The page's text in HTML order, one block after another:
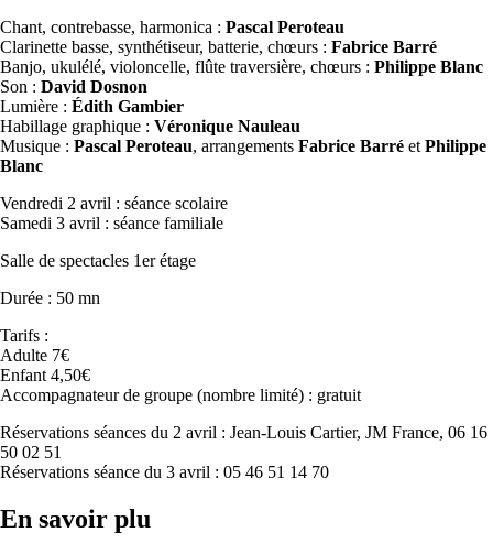
Chant, contrebasse, harmonica : Pascal Peroteau
Clarinette basse, synthétiseur, batterie, chœurs : Fabrice Barré
Banjo, ukulélé, violoncelle, flûte traversière, chœurs : Philippe Blanc
Son : David Dosnon
Lumière : Édith Gambier
Habillage graphique : Véronique Nauleau
Musique : Pascal Peroteau, arrangements Fabrice Barré et Philippe
Blanc
Vendredi 2 avril : séance scolaire
Samedi 3 avril : séance familiale
Salle de spectacles 1er étage
Durée : 50 mn
Tarifs :
Adulte 7€
Enfant 4,50€
Accompagnateur de groupe (nombre limité) : gratuit
Réservations séances du 2 avril : Jean-Louis Cartier, JM France, 06 16
50 02 51
Réservations séance du 3 avril : 05 46 51 14 70
En savoir plu